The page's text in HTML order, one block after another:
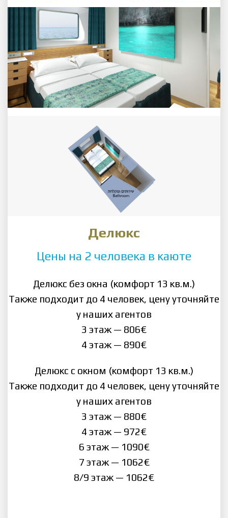
Делюкс
Цены на 2 человека в каюте
Делюкс без окна (комфорт 13 кв.м.)
Также подходит до 4 человек, цену уточняйте
у наших агентов
3 этаж — 806€
4 этаж — 890€
Делюкс с окном (комфорт 13 кв.м.)
Также подходит до 4 человек, цену уточняйте
у наших агентов
3 этаж — 880€
4 этаж — 972€
6 этаж — 1090€
7 этаж — 1062€
8/9 этаж — 1062€